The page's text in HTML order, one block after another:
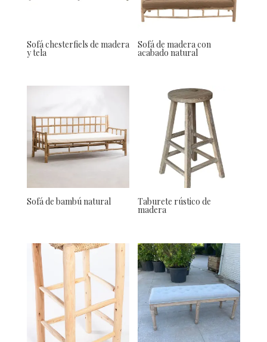
Sofá chesterfiels de madera
y tela
Sofá de madera con
acabado natural
Sofá de bambú natural Taburete rústico de
madera